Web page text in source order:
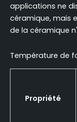
applications ne
céramique, mais
de la céramique
Température de
Propriété